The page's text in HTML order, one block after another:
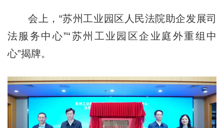
会上，“苏州工业园区人民法院助企发展司
法服务中心”“苏州工业园区企业庭外重组中
心”揭牌。